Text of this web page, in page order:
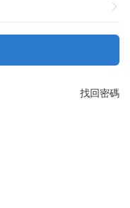
找回密碼